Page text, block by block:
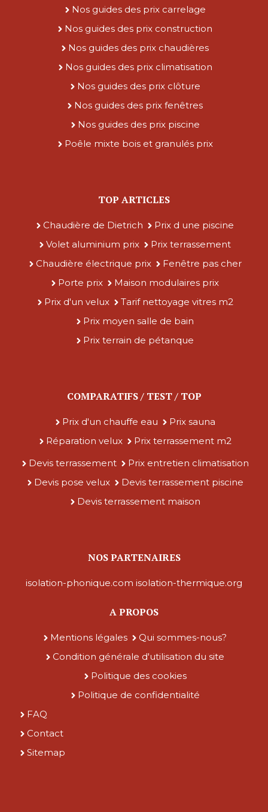
Nos guides des prix carrelage
Nos guides des prix construction
Nos guides des prix chaudières
Nos guides des prix climatisation
Nos guides des prix clôture
Nos guides des prix fenêtres
Nos guides des prix piscine
Poêle mixte bois et granulés prix
TOP ARTICLES
Chaudière de Dietrich
Prix d une piscine
Volet aluminium prix
Prix terrassement
Chaudière électrique prix
Fenêtre pas cher
Porte prix
Maison modulaires prix
Prix d'un velux
Tarif nettoyage vitres m2
Prix moyen salle de bain
Prix terrain de pétanque
COMPARATIFS / TEST / TOP
Prix d'un chauffe eau
Prix sauna
Réparation velux
Prix terrassement m2
Devis terrassement
Prix entretien climatisation
Devis pose velux
Devis terrassement piscine
Devis terrassement maison
NOS PARTENAIRES
isolation-phonique.com isolation-thermique.org
A PROPOS
Mentions légales
Qui sommes-nous?
Condition générale d'utilisation du site
Politique des cookies
Politique de confidentialité
FAQ
Contact
Sitemap